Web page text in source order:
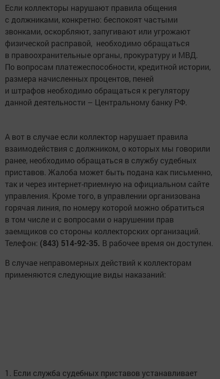
Если коллекторы нарушают правила общения
с должниками, конкретно: беспокоят частыми
звонками, оскорбляют, запугивают или угрожают
физической расправой, необходимо обращаться
в правоохранительные органы, прокуратуру и МВД.
По вопросам платежеспособности, кредитной истории,
размера начисленных процентов, пеней
и штрафов необходимо обращаться к регулятору
данной деятельности – Центральному банку РФ.
А вот в случае если коллектор нарушает правила
взаимодействия с должником, о которых мы говорили
ранее, необходимо обращаться в службу судебных
приставов. Жалоба может быть подана как письменно,
так и через интернет-приемную на официальном сайте
управления. Кроме того, в управлении организована
горячая линия, по номеру которой можно обратиться
в том числе и с вопросами о нарушении прав
заемщиков со стороны коллекторских организаций.
Телефон: (843) 514-92-35. В рабочее время он доступен.
В случае неправомерных действий к коллекторам
применяются следующие виды наказаний:
1. Если служба судебных приставов устанавливает